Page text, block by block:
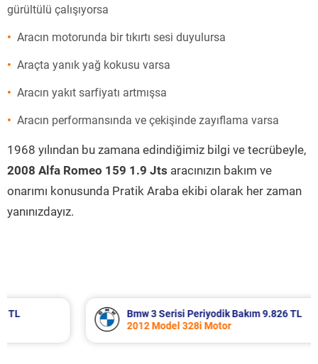
gürültülü çalışıyorsa
Aracın motorunda bir tıkırtı sesi duyulursa
Araçta yanık yağ kokusu varsa
Aracın yakıt sarfiyatı artmışsa
Aracın performansında ve çekişinde zayıflama varsa
1968 yılından bu zamana edindiğimiz bilgi ve tecrübeyle,
2008 Alfa Romeo 159 1.9 Jts aracınızın bakım ve
onarımı konusunda Pratik Araba ekibi olarak her zaman
yanınızdayız.
Bmw 3 Serisi Periyodik Bakım 9.826 TL
2012 Model 328i Motor